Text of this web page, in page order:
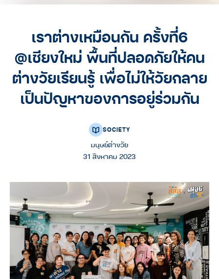
เราต่างเหมือนกัน ครั้งที่6
@เชียงใหม่ พื้นที่ปลอดภัยให้คน
ต่างวัยเรียนรู้ เพื่อไม่ให้วัยกลาย
เป็นปัญหาของการอยู่ร่วมกัน
SOCIETY
มนุษย์ต่างวัย
31 สิงหาคม 2023